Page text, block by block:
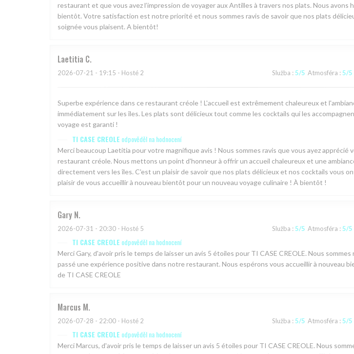
restaurant et que vous avez l’impression de voyager aux Antilles à travers nos plats. Nous avons
bientôt. Votre satisfaction est notre priorité et nous sommes ravis de savoir que nos plats
soignée vous plaisent. A bientôt!
Laetitia C
2026-07-21 - 19:15 - Hosté 2 Služba : 5/5 Atmosféra : 5/5
Superbe expérience dans ce restaurant créole ! L'accueil est extrêmement chaleureux et
immédiatement sur les îles. Les plats sont délicieux tout comme les cocktails qui les
voyage est garanti !
TI CASE CREOLE odpověděl na hodnocení
Merci beaucoup Laetitia pour votre magnifique avis ! Nous sommes ravis que vous ayez apprécié
restaurant créole. Nous mettons un point d'honneur à offrir un accueil chaleureux et une
directement vers les îles. C'est un plaisir de savoir que nos plats délicieux et nos cocktails vous
plaisir de vous accueillir à nouveau bientôt pour un nouveau voyage culinaire ! À bientôt !
Gary N
2026-07-31 - 20:30 - Hosté 5 Služba : 5/5 Atmosféra : 5/5
TI CASE CREOLE odpověděl na hodnocení
Merci Gary, d'avoir pris le temps de laisser un avis 5 étoiles pour TI CASE CREOLE. Nous
passé une expérience positive dans notre restaurant. Nous espérons vous accueillir à nouveau
de TI CASE CREOLE
Marcus M
2026-07-28 - 22:00 - Hosté 2 Služba : 5/5 Atmosféra : 5/5
TI CASE CREOLE odpověděl na hodnocení
Merci Marcus, d'avoir pris le temps de laisser un avis 5 étoiles pour TI CASE CREOLE. Nous